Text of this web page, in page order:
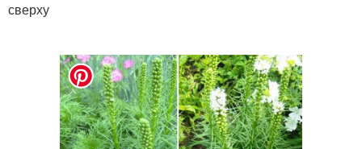
сверху